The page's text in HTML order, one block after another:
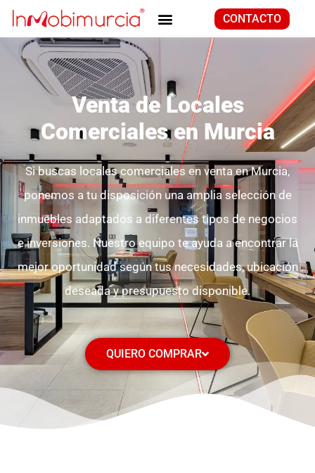
CONTACTO
Venta de Locales
Comerciales en Murcia
Si buscas locales comerciales en venta en Murcia,
ponemos a tu disposición una amplia selección de
inmuebles adaptados a diferentes tipos de negocios
e inversiones. Nuestro equipo te ayuda a encontrar la
mejor oportunidad según tus necesidades, ubicación
deseada y presupuesto disponible.
QUIERO COMPRAR